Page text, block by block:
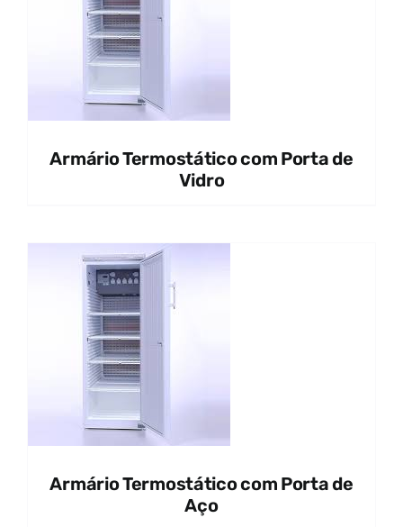
Armário Termostático com Porta de
Vidro
Armário Termostático com Porta de
Aço